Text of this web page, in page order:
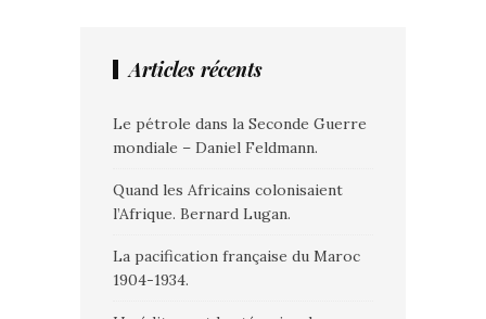
Articles récents
Le pétrole dans la Seconde Guerre
mondiale – Daniel Feldmann.
Quand les Africains colonisaient
l’Afrique. Bernard Lugan.
La pacification française du Maroc
1904-1934.